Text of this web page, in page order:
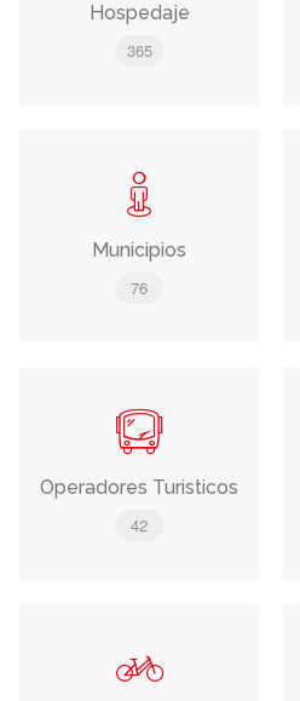
Hospedaje
365
Municipios
76
Operadores Turisticos
42